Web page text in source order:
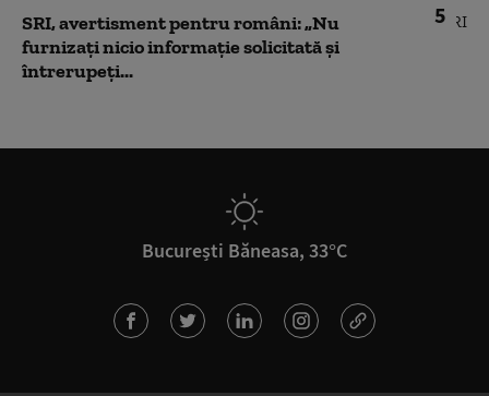
5
SRI, avertisment pentru români: „Nu
furnizați nicio informație solicitată și
întrerupeți...
București Băneasa, 33°C